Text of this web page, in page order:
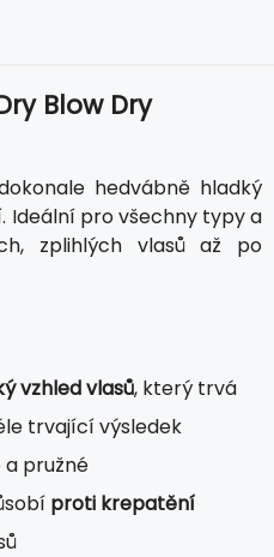
Blow Dry
hedvábně hladký
Ideální pro všechny typy a
zplihlých vlasů až po
vzhled vlasů, který trvá
trvající výsledek
a pružné
proti krepatění